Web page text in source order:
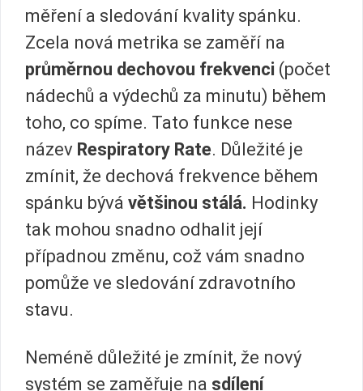
měření a sledování kvality spánku.
Zcela nová metrika se zaměří na
průměrnou dechovou frekvenci (počet
nádechů a výdechů za minutu) během
toho, co spíme. Tato funkce nese
název Respiratory Rate. Důležité je
zmínit, že dechová frekvence během
spánku bývá většinou stálá. Hodinky
tak mohou snadno odhalit její
případnou změnu, což vám snadno
pomůže ve sledování zdravotního
stavu.
Neméně důležité je zmínit, že nový
systém se zaměřuje na sdílení